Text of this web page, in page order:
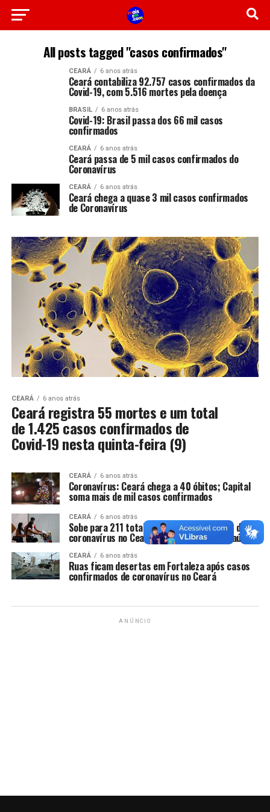
All posts tagged "casos confirmados"
CEARÁ 6 anos atrás
Ceará contabiliza 92.757 casos confirmados da
Covid-19, com 5.516 mortes pela doença
BRASIL 6 anos atrás
Covid-19: Brasil passa dos 66 mil casos
confirmados
CEARÁ 6 anos atrás
Ceará passa de 5 mil casos confirmados do
Coronavírus
CEARÁ 6 anos atrás
Ceará chega a quase 3 mil casos confirmados
de Coronavírus
CEARÁ 6 anos atrás
Ceará registra 55 mortes e um total
de 1.425 casos confirmados de
Covid-19 nesta quinta-feira (9)
CEARÁ 6 anos atrás
Coronavírus: Ceará chega a 40 óbitos; Capital
soma mais de mil casos confirmados
CEARÁ 6 anos atrás
Sobe para 211 total de casos confirmados de
coronavírus no Ceará, diz Secretaria da Saúde
CEARÁ 6 anos atrás
Ruas ficam desertas em Fortaleza após casos
confirmados de coronavírus no Ceará
ANÚNCIO